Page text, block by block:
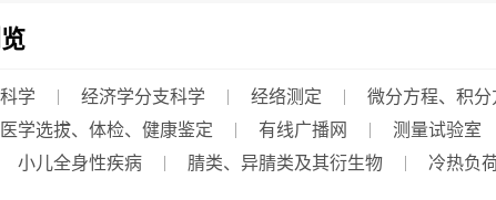
学 经济学分支科学 经络测定 微分方程、积
学选拔、体检、健康鉴定 有线广播网 测量试验室
小儿全身性疾病 腈类、异腈类及其衍生物 冷热负